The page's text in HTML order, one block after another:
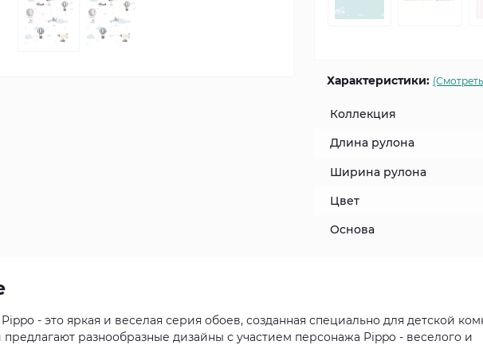
Характеристики:
Коллекция
Длина рулона
Ширина рулона
Цвет
Основа
- это яркая и веселая серия обоев, созданная специально для детской
разнообразные дизайны с участием персонажа Pippo - веселого и